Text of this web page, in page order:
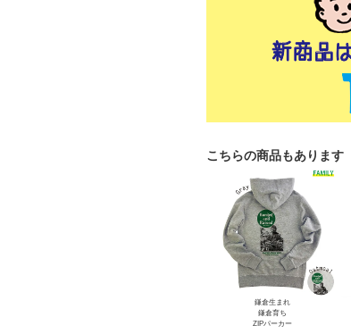
こちらの商品もあります
鎌倉生まれ
鎌倉育ち
ZIPパーカー